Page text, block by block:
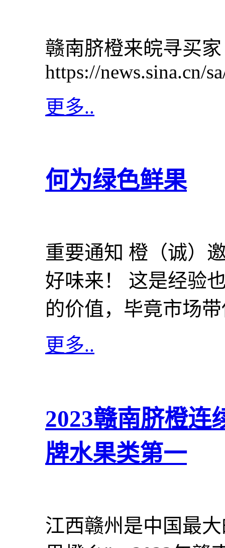
赣南脐橙来皖寻买
https://news.sina.cn/
更多..
何为绿色鲜果
重要通知 橙（诚）
好味来！ 这是经验
的价值，毕竟市场
更多..
2023赣南脐橙连
牌水果类第一
江西赣州是中国最